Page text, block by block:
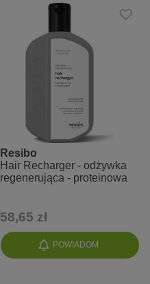
POWIADOM
Resibo
Hair Recharger - odżywka
regenerująca - proteinowa
58,65 zł